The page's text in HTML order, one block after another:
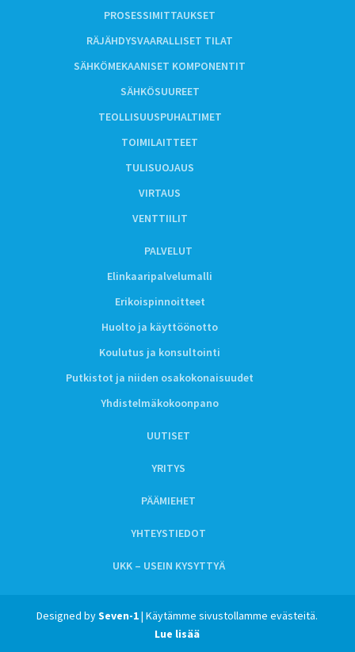
PROSESSIMITTAUKSET
RÄJÄHDYSVAARALLISET TILAT
SÄHKÖMEKAANISET KOMPONENTIT
SÄHKÖSUUREET
TEOLLISUUSPUHALTIMET
TOIMILAITTEET
TULISUOJAUS
VIRTAUS
VENTTIILIT
PALVELUT
Elinkaaripalvelumalli
Erikoispinnoitteet
Huolto ja käyttöönotto
Koulutus ja konsultointi
Putkistot ja niiden osakokonaisuudet
Yhdistelmäkokoonpano
UUTISET
YRITYS
PÄÄMIEHET
YHTEYSTIEDOT
UKK – USEIN KYSYTTYÄ
Designed bySeven-1| Käytämme sivustollamme evästeitä.
Lue lisää